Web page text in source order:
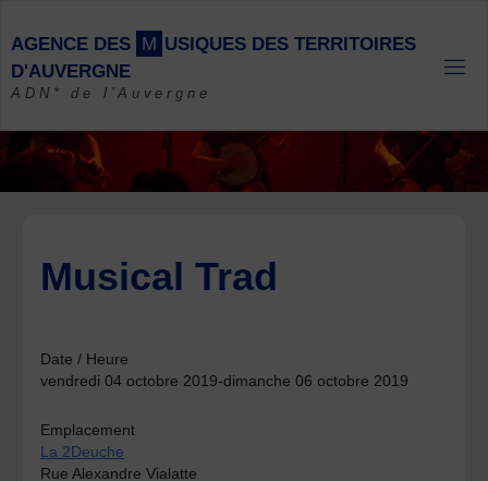
content
AGENCE DES M USIQUES DES TERRITOIRES
D'AUVERGNE
ADN* de l'Auvergne
Musical Trad
Date / Heure
vendredi 04 octobre 2019-dimanche 06 octobre 2019
Emplacement
La 2Deuche
Rue Alexandre Vialatte